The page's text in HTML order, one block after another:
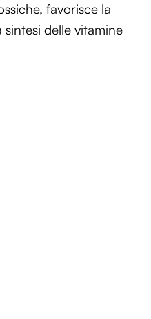
favorisce la
delle vitamine